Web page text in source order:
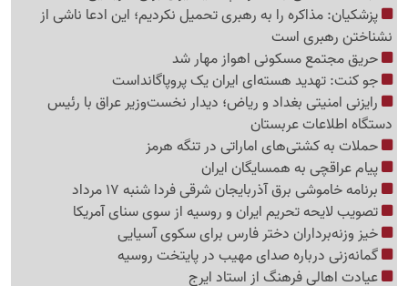
پزشکیان: مذاکره را به رهبری تحمیل نکردیم؛ این ادعا ناشی از
نشناختن رهبری است
حریق مجتمع مسکونی اهواز مهار شد
جو کنت: تهدید هسته‌ای ایران یک پروپاگانداست
رایزنی امنیتی بغداد و ریاض؛ دیدار نخست‌وزیر عراق با رئیس
دستگاه اطلاعات عربستان
حملات به کشتی‌های اماراتی در تنگه هرمز
پیام عراقچی به همسایگان ایران
برنامه خاموشی برق آذربایجان شرقی فردا شنبه 17 مرداد
تصویب لایحه تحریم ایران و روسیه از سوی سنای آمریکا
خیز وزنه‌برداران دختر فارس برای سکوی آسیایی
گمانه‌زنی درباره صدای مهیب در پایتخت روسیه
عیادت اهالی فرهنگ از استاد ایرج